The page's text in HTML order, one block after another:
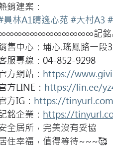
銷建案：
員林A1晴逸心苑 #大村A3
記銘
售中心：埔心.瑤鳳路一段
服專線：04-852-9298
方網站： https://
方LINE： https://lin.ee/
方IG： https://
銘企業： https://
全居所，完美沒有妥協
住幸福，值得等待~~~🥰